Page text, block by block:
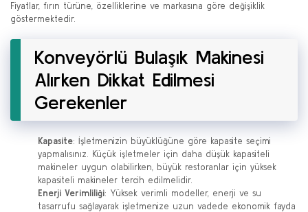
Fiyatlar, fırın türüne, özelliklerine ve markasına göre değişiklik
göstermektedir.
Konveyörlü Bulaşık Makinesi
Alırken Dikkat Edilmesi
Gerekenler
Kapasite: İşletmenizin büyüklüğüne göre kapasite seçimi
yapmalısınız. Küçük işletmeler için daha düşük kapasiteli
makineler uygun olabilirken, büyük restoranlar için yüksek
kapasiteli makineler tercih edilmelidir.
Enerji Verimliliği: Yüksek verimli modeller, enerji ve su
tasarrufu sağlayarak işletmenize uzun vadede ekonomik fayda